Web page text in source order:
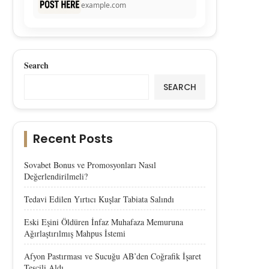
example.com
Search
SEARCH
Recent Posts
Sovabet Bonus ve Promosyonları Nasıl
Değerlendirilmeli?
Tedavi Edilen Yırtıcı Kuşlar Tabiata Salındı
Eski Eşini Öldüren İnfaz Muhafaza Memuruna
Ağırlaştırılmış Mahpus İstemi
Afyon Pastırması ve Sucuğu AB’den Coğrafik İşaret